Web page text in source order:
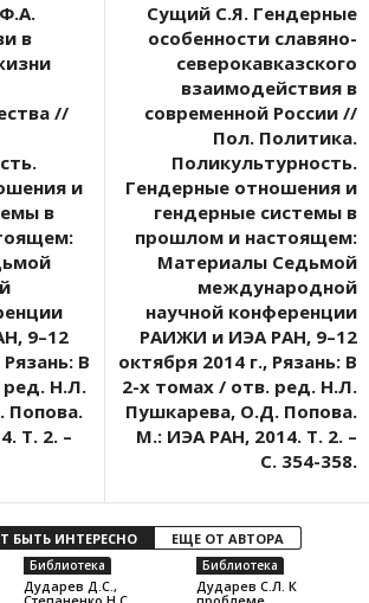
в
//
и
в
9–12
В
ред. Н.Л.
Попова.
Т. 2. –
Сущий С.Я. Гендерные
особенности славяно-
северокавказского
взаимодействия в
современной России //
Пол. Политика.
Поликультурность.
Гендерные отношения и
гендерные системы в
прошлом и настоящем:
Материалы Седьмой
международной
научной конференции
РАИЖИ и ИЭА РАН, 9–12
октября 2014 г., Рязань: В
2-х томах / отв. ред. Н.Л.
Пушкарева, О.Д. Попова.
М.: ИЭА РАН, 2014. Т. 2. –
С. 354-358.
БЫТЬ ИНТЕРЕСНО ЕЩЕ ОТ АВТОРА
Библиотека
Дударев Д.С.,
Библиотека
Дударев С.Л. К